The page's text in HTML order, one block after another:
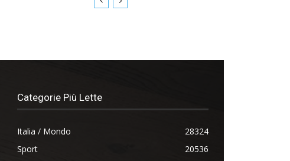
Categorie Più Lette
Italia / Mondo
28324
Sport
20536